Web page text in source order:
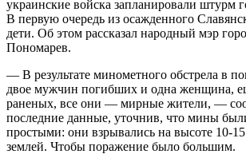
украинские войска запланировали штурм
В первую очередь из осажденного
дети. Об этом рассказал народный мэр
Пономарев.
— В результате минометного обстрела в
двое мужчин погибших и одна женщина,
раненых, все они — мирные жители, —
последние данные, уточнив, что мины
простыми: они взрывались на высоте 10-
землей. Чтобы поражение было большим.